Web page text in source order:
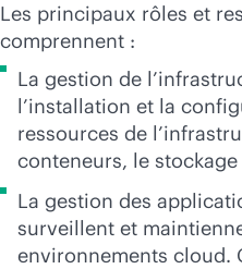
Les principaux rôles et
comprennent :
La gestion de
l’installation et la
ressources de
conteneurs, le
La gestion des
surveillent et
environnements cloud.